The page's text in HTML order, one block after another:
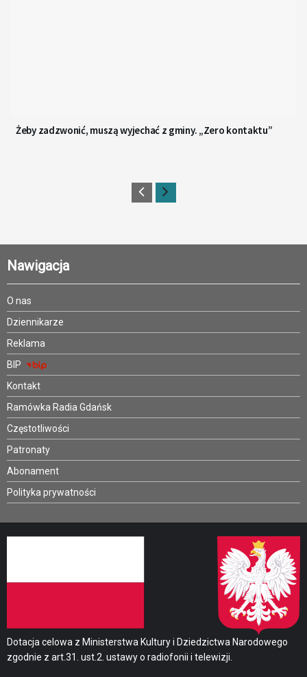
Żeby zadzwonić, muszą wyjechać z gminy. „Zero kontaktu”
Nawigacja
O nas
Dziennikarze
Reklama
BIP
Kontakt
Ramówka Radia Gdańsk
Częstotliwości
Patronaty
Abonament
Polityka prywatności
Dotacja celowa z Ministerstwa Kultury i Dziedzictwa Narodowego
zgodnie z art.31. ust.2. ustawy o radiofonii i telewizji.